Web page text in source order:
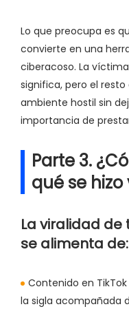
Lo que preocupa es
convierte en una
ciberacoso. La
significa, pero el
ambiente hostil sin
importancia de
Parte 3.
qué se hizo
La viralidad de
se alimenta de:
Contenido en
la sigla acompañada